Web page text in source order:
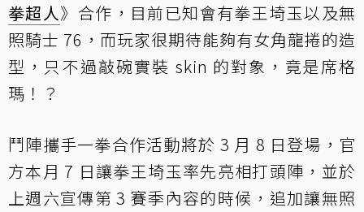
拳超人》合作，目前已知會有拳王埼玉以及無
照騎士 76，而玩家很期待能夠有女角龍捲的造
型，只不過敲碗實裝 skin 的對象，竟是席格
瑪！？
鬥陣攜手一拳合作活動將於 3 月 8 日登場，官
方本月 7 日讓拳王埼玉率先亮相打頭陣，並於
上週六宣傳第 3 賽季內容的時候，追加讓無照